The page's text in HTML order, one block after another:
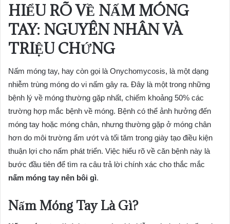
HIỂU RÕ VỀ NẤM MÓNG
TAY: NGUYÊN NHÂN VÀ
TRIỆU CHỨNG
Nấm móng tay, hay còn gọi là Onychomycosis, là một dạng
nhiễm trùng móng do vi nấm gây ra. Đây là một trong những
bệnh lý về móng thường gặp nhất, chiếm khoảng 50% các
trường hợp mắc bệnh về móng. Bệnh có thể ảnh hưởng đến
móng tay hoặc móng chân, nhưng thường gặp ở móng chân
hơn do môi trường ẩm ướt và tối tăm trong giày tạo điều kiện
thuận lợi cho nấm phát triển. Việc hiểu rõ về căn bệnh này là
bước đầu tiên để tìm ra câu trả lời chính xác cho thắc mắc
nấm móng tay nên bôi gì.
Nấm Móng Tay Là Gì?